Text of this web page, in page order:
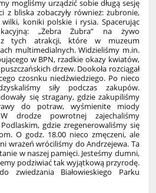
mogliśmy urządzić sobie długą sesję
z bliska zobaczyły również: żubronie,
wilki, koniki polskie i rysia. Spacerując
„Żebra Żubra” na żywo
z tych atrakcji, które w muzeum
multimedialnych. Widzieliśmy m.in.
w BPN, rzadkie okazy kwiatów,
drzew. Dookoła rozciągał
czosnku niedźwiedziego. Po nieco
siły podczas zakupów.
się stragany, gdzie zakupiliśmy
do potraw, wyśmienite miody
drodze powrotnej zajechaliśmy
gdzie zregenerowaliśmy się
O godz. 18.00 nieco zmęczeni, ale
wrażeń wróciliśmy do Andrzejewa. Ta
w naszej pamięci. Jesteśmy dumni,
podziwiać tak wyjątkową przyrodę.
zwiedzania Białowieskiego Parku